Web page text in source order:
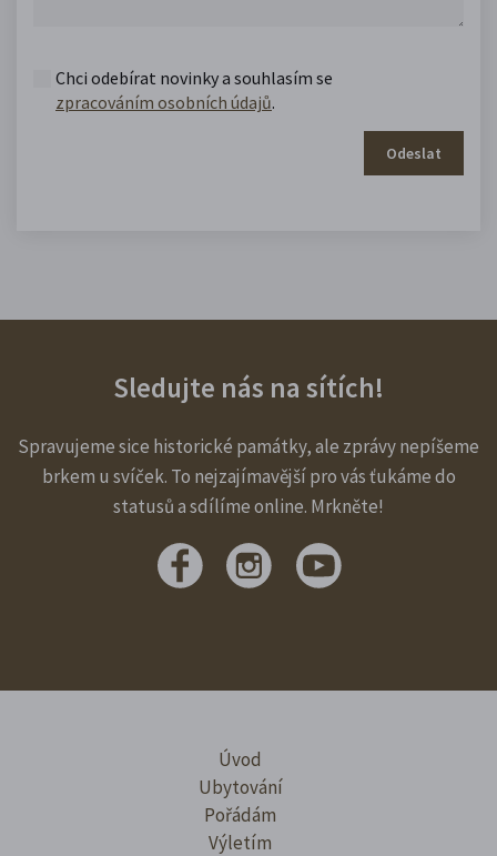
Chci odebírat novinky a souhlasím se
zpracováním osobních údajů.
Odeslat
Sledujte nás na sítích!
Spravujeme sice historické památky, ale zprávy nepíšeme
brkem u svíček. To nejzajímavější pro vás ťukáme do
statusů a sdílíme online. Mrkněte!
Úvod
Ubytování
Pořádám
Výletím